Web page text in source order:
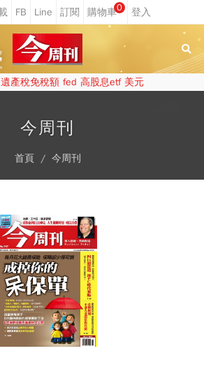
0
遺產稅免稅額 fed 高股息etf 美元
今周刊
首頁 今周刊